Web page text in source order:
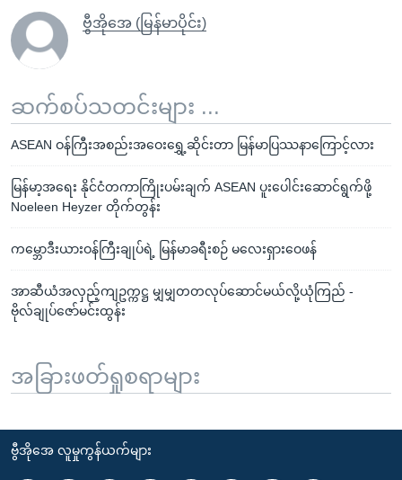
ဗွီအိုအေ (မြန်မာပိုင်း)
ဆက်စပ်သတင်းများ ...
ASEAN ဝန်ကြီးအစည်းအဝေးရွှေ့ဆိုင်းတာ မြန်မာပြဿနာကြောင့်လား
မြန်မာ့အရေး နိုင်ငံတကာကြိုးပမ်းချက် ASEAN ပူးပေါင်းဆောင်ရွက်ဖို့
Noeleen Heyzer တိုက်တွန်း
ကမ္ဘောဒီးယားဝန်ကြီးချုပ်ရဲ့ မြန်မာခရီးစဉ် မလေးရှားဝေဖန်
အာဆီယံအလှည့်ကျဥက္ကဋ္ဌ မျှမျှတတလုပ်ဆောင်မယ်လို့ယုံကြည် -
ဗိုလ်ချုပ်ဇော်မင်းထွန်း
အခြားဖတ်ရှုစရာများ
ဗွီအိုအေ လူမှုကွန်ယက်များ